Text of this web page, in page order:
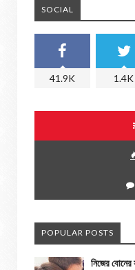
SOCIAL
41.9K 1.4K
POPULAR POSTS
নিজের